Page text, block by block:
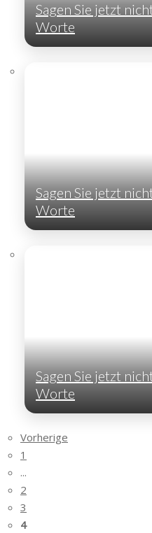
Sagen Sie jetzt
Worte
Sagen Sie jetzt
Worte
Sagen Sie jetzt
Worte
Vorherige
1
...
2
3
4